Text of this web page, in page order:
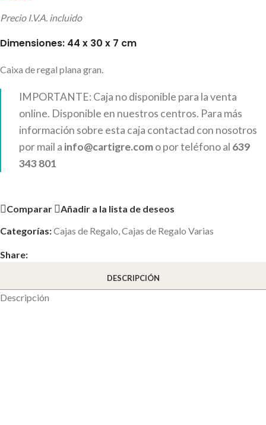
Precio I.V.A. incluido
Dimensiones: 44 x 30 x 7 cm
Caixa de regal plana gran.
IMPORTANTE: Caja no disponible para la venta
online. Disponible en nuestros centros. Para más
información sobre esta caja contactad con nosotros
por mail a info@cartigre.como por teléfono al 639
343 801
Comparar
Añadir a la lista de deseos
Categorías:Cajas de Regalo,Cajas de Regalo Varias
Share:
DESCRIPCIÓN
Descripción